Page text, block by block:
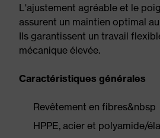
L'ajustement agréable et le
assurent un maintien optimal
Ils garantissent un travail
mécanique élevée.
Caractéristiques générales
Revêtement en fibres&nbsp
HPPE, acier et polyamide/